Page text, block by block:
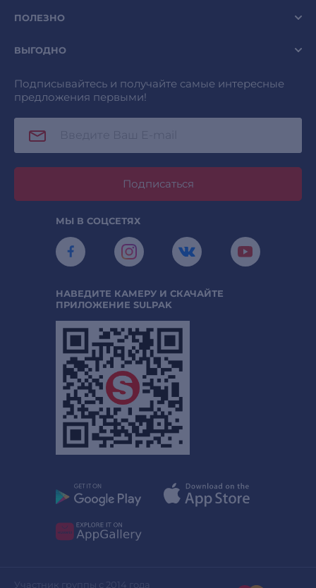
ПОЛЕЗНО
ВЫГОДНО
Подписывайтесь и получайте самые интересные
предложения первыми!
Подписаться
МЫ В СОЦСЕТЯХ
НАВЕДИТЕ КАМЕРУ И СКАЧАЙТЕ
ПРИЛОЖЕНИЕ SULPAK
Участник группы с 2014 года